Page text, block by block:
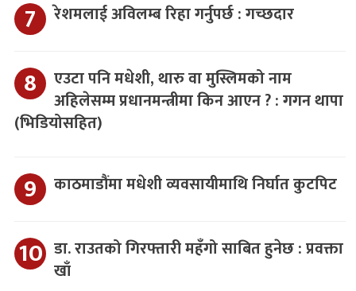
रेशमलाई अविलम्ब रिहा गर्नुपर्छ : गच्छदार
एउटा पनि मधेशी, थारु वा मुस्लिमको नाम
अहिलेसम्म प्रधानमन्त्रीमा किन आएन ? : गगन थापा
(भिडियोसहित)
काठमाडौंमा मधेशी व्यवसायीमाथि निर्घात कुटपिट
डा. राउतको गिरफ्तारी महँगो साबित हुनेछ : प्रवक्ता
खाँ